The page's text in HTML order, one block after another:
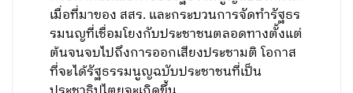
เมื่อที่มาของ สสร. และกระบวนการจัดทำรัฐธร
รมนญที่เชื่อมโยงกับประชาชนตลอดทางตั้งแต่
ต้นจนจบไปถึงการออกเสียงประชามติ โอกาส
ที่จะได้รัฐธรรมนูญฉบับประชาชนที่เป็น